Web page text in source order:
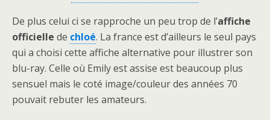
De plus celui ci se rapproche un peu trop de l’affiche
officielle de chloé. La france est d’ailleurs le seul pays
qui a choisi cette affiche alternative pour illustrer son
blu-ray. Celle où Emily est assise est beaucoup plus
sensuel mais le coté image/couleur des années 70
pouvait rebuter les amateurs.